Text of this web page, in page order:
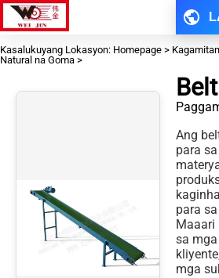
Kasalukuyang Lokasyon: Homepage >
Natural na Goma >
Ang
para
para
Maaari
sa
mga